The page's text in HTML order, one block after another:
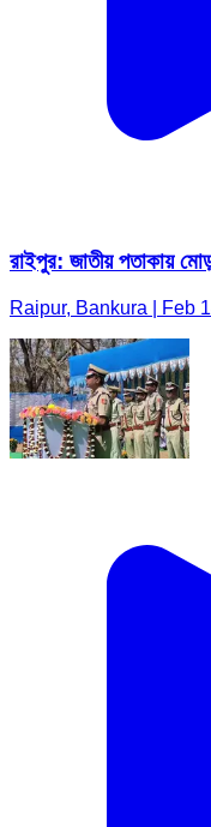
রাইপুর: জাতীয় পতাকায়
Raipur, Bankura | Feb